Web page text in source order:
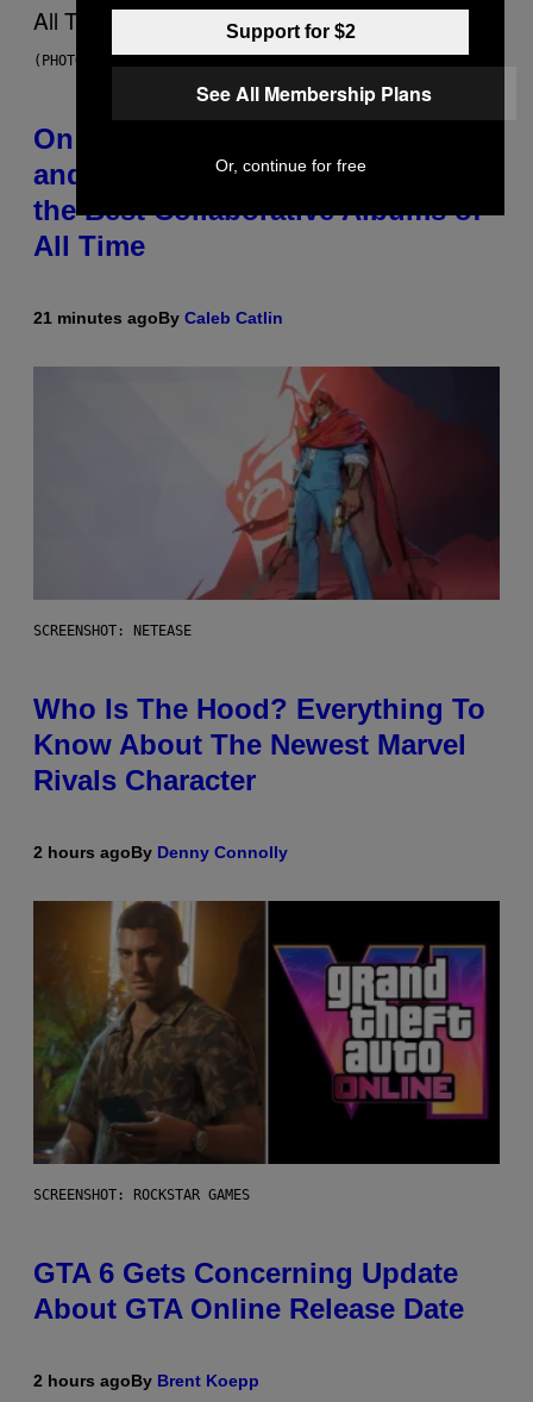
(PHOTO BY DANIEL BOCZARSKI/GETTY IMAGES FOR VEVO)
On This Day 15 Years Ago, Jay-Z
and Kanye West Dropped One of
the Best Collaborative Albums of
All Time
21 minutes agoBy Caleb Catlin
SCREENSHOT: NETEASE
Who Is The Hood? Everything To
Know About The Newest Marvel
Rivals Character
2 hours agoBy Denny Connolly
SCREENSHOT: ROCKSTAR GAMES
GTA 6 Gets Concerning Update
About GTA Online Release Date
2 hours agoBy Brent Koepp
Support for $2
See All Membership Plans
Or, continue for free